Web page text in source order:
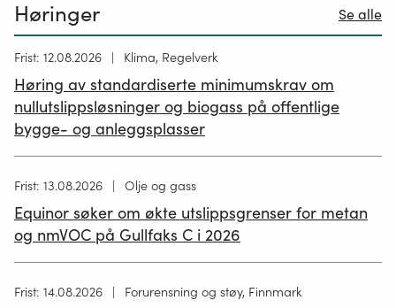
Høringer Se alle
Høring
publisert
12.05.2026
Frist: 12.08.2026 Klima, Regelverk
Høring av standardiserte minimumskrav om
nullutslippsløsninger og biogass på offentlige
bygge- og anleggsplasser
Høring
publisert
02.07.2026
Frist: 13.08.2026 Olje og gass
Equinor søker om økte utslippsgrenser for metan
og nmVOC på Gullfaks C i 2026
Høring
Frist: 14.08.2026 Forurensning og støy, Finnmark